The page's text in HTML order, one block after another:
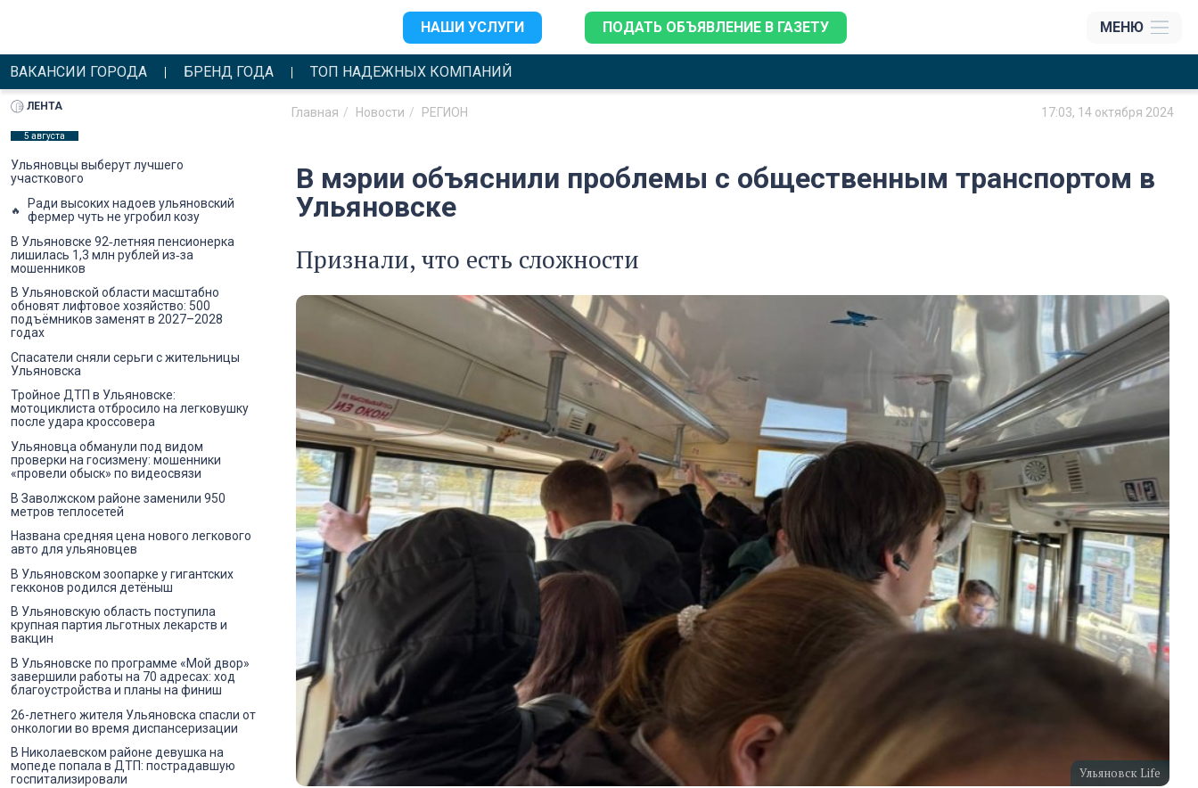
НАШИ УСЛУГИ ПОДАТЬ ОБЪЯВЛЕНИЕ В ГАЗЕТУ МЕНЮ
ВАКАНСИИ ГОРОДА БРЕНД ГОДА ТОП НАДЕЖНЫХ КОМПАНИЙ
Главная Новости РЕГИОН 17:03, 14 октября 2024
В мэрии объяснили проблемы с общественным транспортом в
Ульяновске
Признали, что есть сложности
Ульяновск Life
ЛЕНТА
5 августа
Ульяновцы выберут лучшего
участкового
Ради высоких надоев ульяновский
фермер чуть не угробил козу
В Ульяновске 92‑летняя пенсионерка
лишилась 1,3 млн рублей из‑за
мошенников
В Ульяновской области масштабно
обновят лифтовое хозяйство: 500
подъёмников заменят в 2027–2028
годах
Спасатели сняли серьги с жительницы
Ульяновска
Тройное ДТП в Ульяновске:
мотоциклиста отбросило на легковушку
после удара кроссовера
Ульяновца обманули под видом
проверки на госизмену: мошенники
«провели обыск» по видеосвязи
В Заволжском районе заменили 950
метров теплосетей
Названа средняя цена нового легкового
авто для ульяновцев
В Ульяновском зоопарке у гигантских
гекконов родился детёныш
В Ульяновскую область поступила
крупная партия льготных лекарств и
вакцин
В Ульяновске по программе «Мой двор»
завершили работы на 70 адресах: ход
благоустройства и планы на финиш
26-летнего жителя Ульяновска спасли от
онкологии во время диспансеризации
В Николаевском районе девушка на
мопеде попала в ДТП: пострадавшую
госпитализировали